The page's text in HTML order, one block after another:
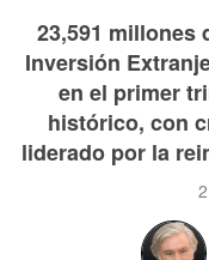
23,591 millones
Inversión
en el primer
histórico, con
liderado por la